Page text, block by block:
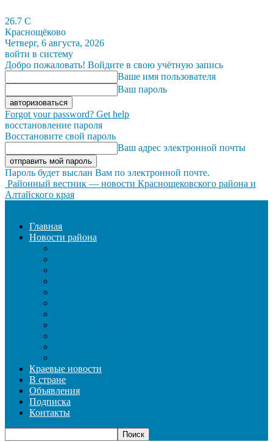
26.7 C
Краснощёково
Четверг, 6 августа, 2026
войти в систему
Добро пожаловать! Войдите в свою учётную запись
Ваше имя пользователя
Ваш пароль
Forgot your password? Get help
восстановление пароля
Восстановите свой пароль
Ваш адрес электронной почты
Пароль будет выслан Вам по электронной почте.
Районный вестник — новости Краснощековского района и
Алтайского края
Главная
Новости района
Краевые новости
В стране
Объявления
Подписка
Контакты